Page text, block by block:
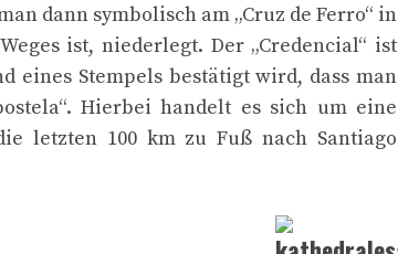
dann symbolisch am „Cruz de Ferro“ in
ist, niederlegt. Der „Credencial“ ist
eines Stempels bestätigt wird, dass man
Hierbei handelt es sich um eine
letzten 100 km zu Fuß nach Santiago